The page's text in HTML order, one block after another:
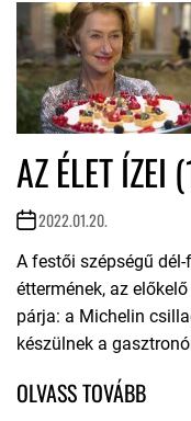
AZ ÉLET ÍZEI
2022.01.20.
A festői szépségű
éttermének, az
párja: a Michelin
készülnek a